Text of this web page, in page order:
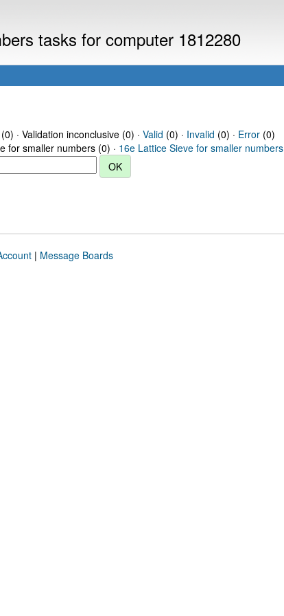
tasks for computer 1812280
(0) · Validation inconclusive (0) · Valid (0) · Invalid (0) · Error(0)
for smaller numbers (0) · 16e Lattice Sieve for smaller numbers
| Message Boards